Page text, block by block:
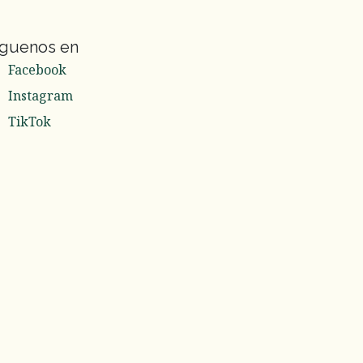
en
Facebook
Instagram
TikTok